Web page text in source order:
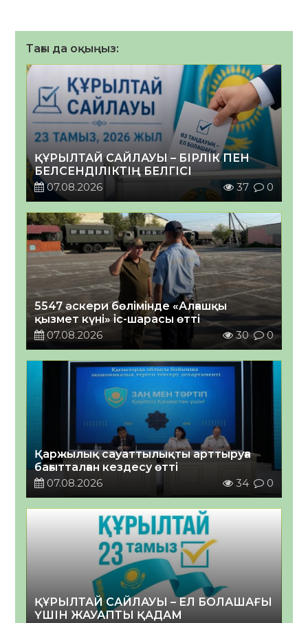
Тағы да оқыңыз:
ҚҰРЫЛТАЙ САЙЛАУЫ – БІРЛІК ПЕН
БЕЛСЕНДІЛІКТІҢ БЕЛГІСІ
07.08.2026
37 0
5547 әскери бөлімінде «Алғашқы
қызмет күні» іс-шарасы өтті
07.08.2026
30 0
Қаржылық сауаттылықты арттыруға
бағытталған кездесу өтті
07.08.2026
34 0
ҚҰРЫЛТАЙ САЙЛАУЫ – ЕЛ БОЛАШАҒЫ
ҮШІН ЖАУАПТЫ ҚАДАМ